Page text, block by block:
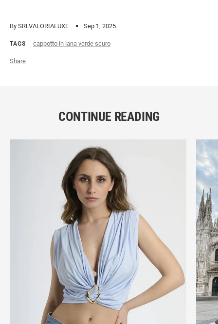
By SRLVALORIALUXE Sep 1, 2025
TAGS cappotto in lana verde scuro
Share
CONTINUE READING